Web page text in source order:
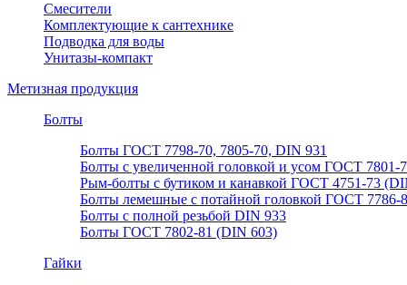
Смесители
Комплектующие к сантехнике
Подводка для воды
Унитазы-компакт
Метизная продукция
Болты
Болты ГОСТ 7798-70, 7805-70, DIN 931
Болты с увеличенной головкой и усом ГОСТ 7801-
Рым-болты с бутиком и канавкой ГОСТ 4751-73
Болты лемешные с потайной головкой ГОСТ 7786-
Болты с полной резьбой DIN 933
Болты ГОСТ 7802-81 (DIN 603)
Гайки